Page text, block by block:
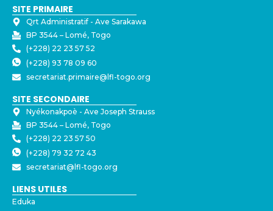
SITE PRIMAIRE
Qrt Administratif - ⁠Ave Sarakawa
BP 3544 – Lomé, Togo
(+228) 22 23 57 52
(+228) 93 78 09 60
secretariat.primaire@lfl-togo.org
SITE SECONDAIRE
Nyékonakpoè - ⁠Ave Joseph Strauss
BP 3544 – Lomé, Togo
(+228) 22 23 57 50
(+228) 79 32 72 43
secretariat@lfl-togo.org
LIENS UTILES
Eduka